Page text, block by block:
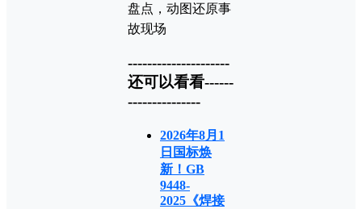
---------------------
还可以看看------
---------------
2026年8月1
日国标焕
新！GB
9448-
2025《焊接